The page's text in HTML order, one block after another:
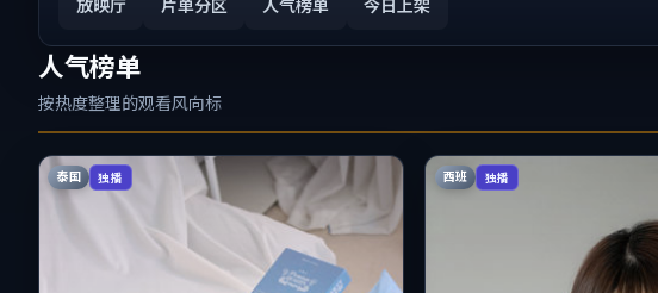
放映厅 片单分区 人气榜单 今日上架
人气榜单
按热度整理的观看风向标
泰国 独播 西班 独播